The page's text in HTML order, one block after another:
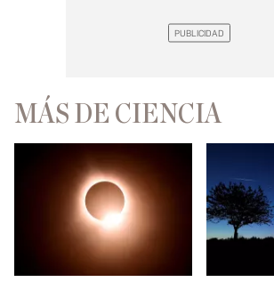
MÁS DE CIENCIA